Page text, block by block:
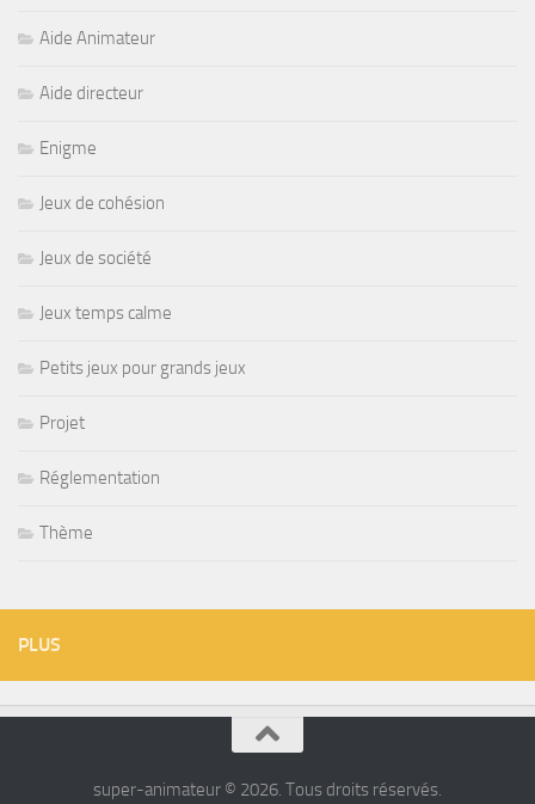
Aide Animateur
Aide directeur
Enigme
Jeux de cohésion
Jeux de société
Jeux temps calme
Petits jeux pour grands jeux
Projet
Réglementation
Thème
PLUS
super-animateur © 2026. Tous droits réservés.